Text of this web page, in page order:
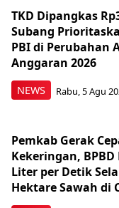
NEWS
TKD Dipangkas
Subang
PBI di Perubahan
Anggaran 2026
Rabu, 5 Agu
Pemkab Gerak
Kekeringan,
Liter per Detik
Hektare Sawah di